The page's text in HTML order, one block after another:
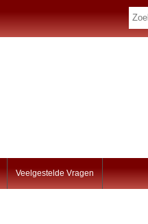
Veelgestelde Vragen